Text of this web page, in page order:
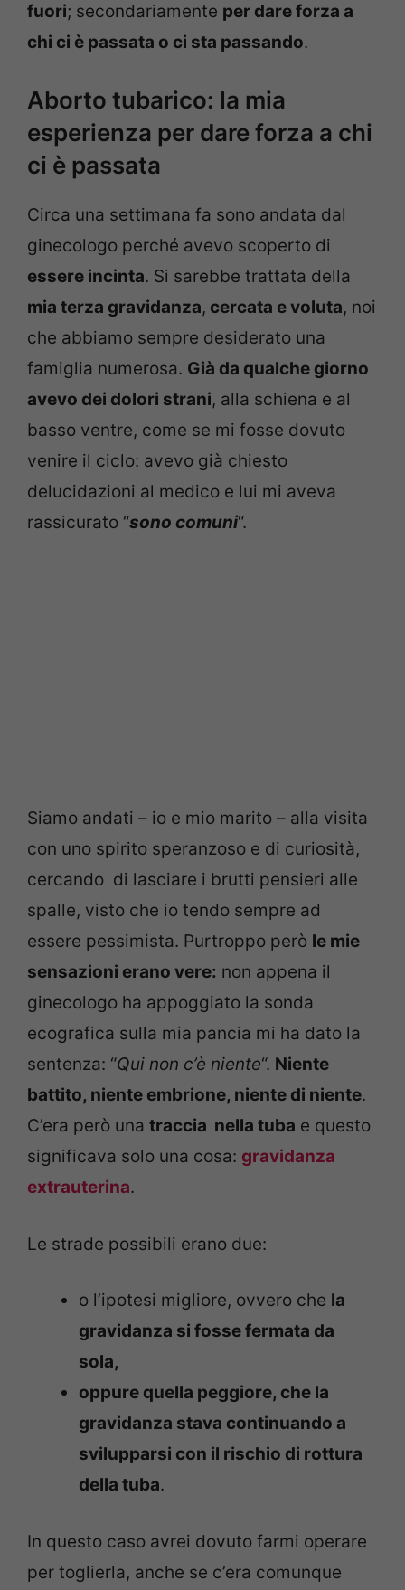
fuori; secondariamente per dare forza a
chi ci è passata o ci sta passando.
Aborto tubarico: la mia
esperienza per dare forza a chi
ci è passata
Circa una settimana fa sono andata dal
ginecologo perché avevo scoperto di
essere incinta. Si sarebbe trattata della
mia terza gravidanza, cercata e voluta, noi
che abbiamo sempre desiderato una
famiglia numerosa. Già da qualche giorno
avevo dei dolori strani, alla schiena e al
basso ventre, come se mi fosse dovuto
venire il ciclo: avevo già chiesto
delucidazioni al medico e lui mi aveva
rassicurato “sono comuni“.
Siamo andati – io e mio marito – alla visita
con uno spirito speranzoso e di curiosità,
cercando di lasciare i brutti pensieri alle
spalle, visto che io tendo sempre ad
essere pessimista. Purtroppo però le mie
sensazioni erano vere: non appena il
ginecologo ha appoggiato la sonda
ecografica sulla mia pancia mi ha dato la
sentenza: “Qui non c’è niente“. Niente
battito, niente embrione, niente di niente.
C’era però una traccia nella tuba e questo
significava solo una cosa: gravidanza
extrauterina.
Le strade possibili erano due:
o l’ipotesi migliore, ovvero che la
gravidanza si fosse fermata da
sola,
oppure quella peggiore, che la
gravidanza stava continuando a
svilupparsi con il rischio di rottura
della tuba.
In questo caso avrei dovuto farmi operare
per toglierla, anche se c’era comunque